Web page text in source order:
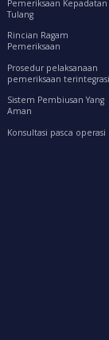
Pemeriksaan Kepadatan
Tulang
Rincian Ragam
Pemeriksaan
Prosedur pelaksanaan
pemeriksaan terintegrasi
Sistem Pembiusan Yang
Aman
Konsultasi pasca operasi